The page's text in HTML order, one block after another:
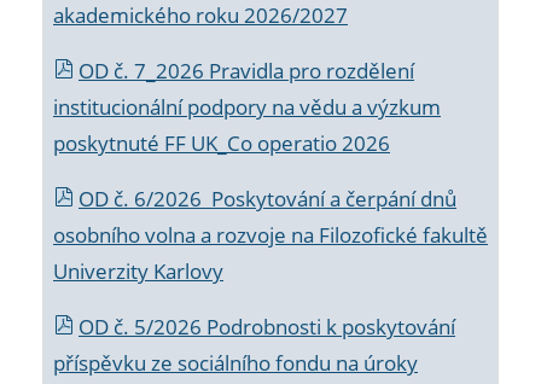
akademického roku 2026/2027
OD č. 7_2026 Pravidla pro rozdělení
institucionální podpory na vědu a výzkum
poskytnuté FF UK_Co operatio 2026
OD č. 6/2026 Poskytování a čerpání dnů
osobního volna a rozvoje na Filozofické fakultě
Univerzity Karlovy
OD č. 5/2026 Podrobnosti k poskytování
příspěvku ze sociálního fondu na úroky